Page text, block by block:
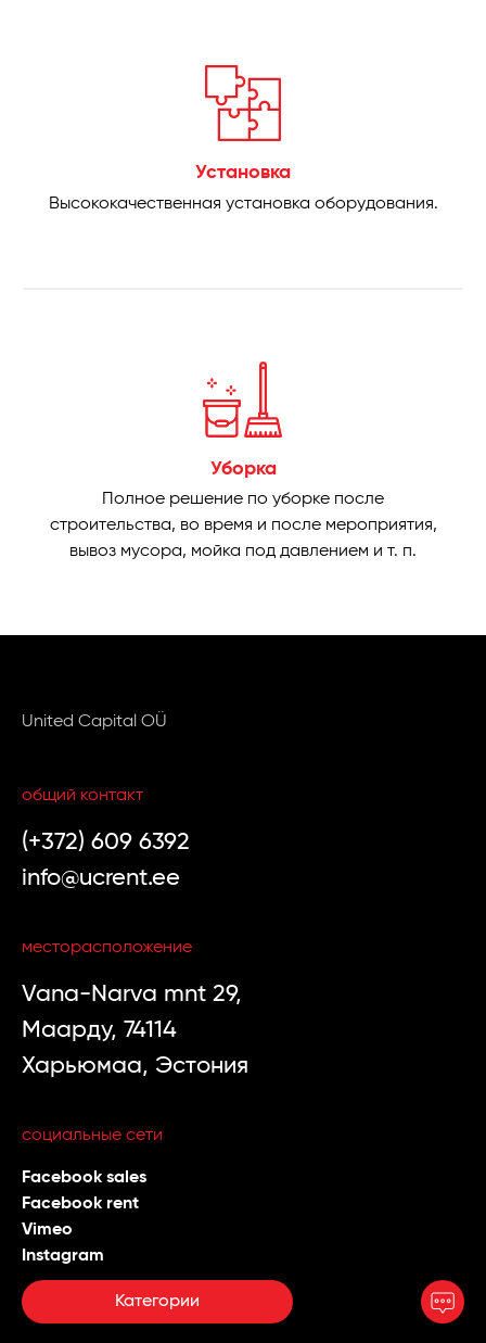
Категории
Установка
Высококачественная установка оборудования.
Уборка
Полное решение по уборке после
строительства, во время и после мероприятия,
вывоз мусора, мойка под давлением и т. п.
United Capital OÜ
общий контакт
(+372) 609 6392
info@ucrent.ee
месторасположение
Vana-Narva mnt 29,
Маарду, 74114
Харьюмаа, Эстония
социальные сети
Facebook sales
Facebook rent
Vimeo
Instagram